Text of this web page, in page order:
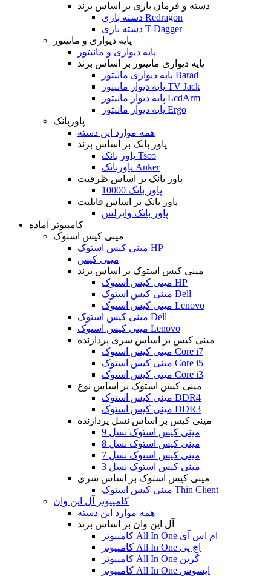
دسته و فرمان بازی بر اساس برند
دسته بازی Redragon
دسته بازی T-Dagger
پایه دیواری و مانیتور
پایه دیواری و مانیتور
پایه دیواری مانیتور بر اساس برند
پایه دیواری مانیتور Barad
پایه دیوار مانیتور TV Jack
پایه دیوار مانیتور LcdArm
پایه دیوار مانیتور Ergo
پاوربانک
همه موارد این دسته
پاور بانک بر اساس برند
پاور بانک Tsco
پاوربانک Anker
پاور بانک بر اساس ظرفیت
پاور بانک 10000
پاور بانک بر اساس قابلیت
پاور بانک وایرلس
کامپیوتر آماده
مینی کیس استوک
مینی کیس استوک HP
مینی کیس
مینی کیس استوک بر اساس برند
مینی کیس استوک HP
مینی کیس استوک Dell
مینی کیس استوک Lenovo
مینی کیس استوک Dell
مینی کیس استوک Lenovo
مینی کیس بر اساس سری پردازنده
مینی کیس استوک Core i7
مینی کیس استوک Core i5
مینی کیس استوک Core i3
مینی کیس استوک بر اساس نوع
مینی کیس استوک DDR4
مینی کیس استوک DDR3
مینی کیس بر اساس نسل پردازنده
مینی کیس استوک نسل 9
مینی کیس استوک نسل 8
مینی کیس استوک نسل 7
مینی کیس استوک نسل 3
مینی کیس استوک بر اساس سری
مینی کیس استوک Thin Client
کامپیوتر آل این وان
همه موارد این دسته
آل این وان بر اساس برند
کامپیوتر All In One ام اس آی
کامپیوتر All In One اچ پی
کامپیوتر All In One گرین
کامپیوتر All In One ایسوس